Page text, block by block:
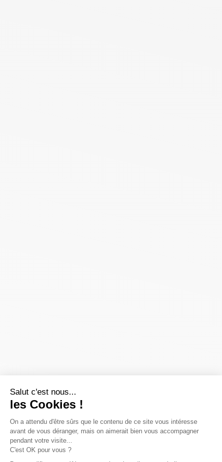
Salut c'est nous...
les Cookies !
On a attendu d'être sûrs que le contenu de ce site vous intéresse
avant de vous déranger, mais on aimerait bien vous accompagner
pendant votre visite...
C'est OK pour vous ?